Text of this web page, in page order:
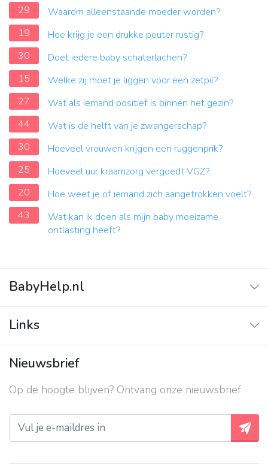
29
Waarom alleenstaande moeder worden?
19
Hoe krijg je een drukke peuter rustig?
30
Doet iedere baby schaterlachen?
15
Welke zij moet je liggen voor een zetpil?
27
Wat als iemand positief is binnen het gezin?
44
Wat is de helft van je zwangerschap?
30
Hoeveel vrouwen krijgen een ruggenprik?
25
Hoeveel uur kraamzorg vergoedt VGZ?
20
Hoe weet je of iemand zich aangetrokken voelt?
43
Wat kan ik doen als mijn baby moeizame
ontlasting heeft?
BabyHelp.nl
Vraag & Antwoord
Links
Contact
Over ons
Privacy beleid
Nieuwsbrief
Op de hoogte blijven? Ontvang onze nieuwsbrief